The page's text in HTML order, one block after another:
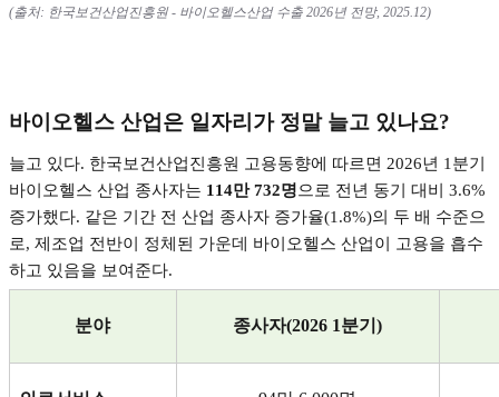
(출처: 한국보건산업진흥원- 바이오헬스산업 수출 2026년 전망, 2025.12)
바이오헬스 산업은 일자리가 정말 늘고 있나요?
늘고 있다. 한국보건산업진흥원 고용동향에 따르면 2026년 1 분기
바이오헬스 산업 종사자는 114만732명으로 전년 동기 대비
3.6%
증가했다. 같은 기간 전 산업 종사자 증가율(1.8%)의 두 배 수준으
로, 제조업 전반이 정체된 가운데 바이오헬스 산업이 고용을 흡수
하고 있음을 보여준다.
분야 종사자(2026 1분기)